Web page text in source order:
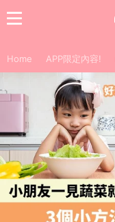
Home APP限定內容!